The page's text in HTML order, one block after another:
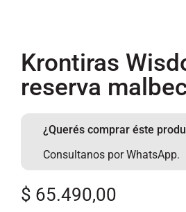
Krontiras
reserva
¿Querés comprar éste
Consultanos por WhatsApp.
$ 65.490,00